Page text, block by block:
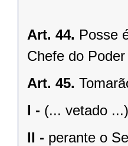
Art. 44. Posse
Chefe do
Art. 45.
I - (... vetado
II - perante o